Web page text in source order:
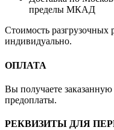
пределы МКАД
Стоимость разгрузочных
индивидуально.
ОПЛАТА
Вы получаете
предоплаты.
РЕКВИЗИТЫ ДЛЯ